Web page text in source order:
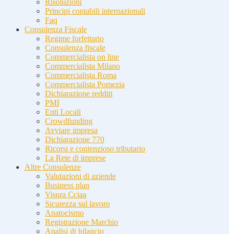
Risoluzioni
Principi contabili internazionali
Faq
Consulenza Fiscale
Regime forfettario
Consulenza fiscale
Commercialista on line
Commercialista Milano
Commercialista Roma
Commercialista Pomezia
Dichiarazione redditi
PMI
Enti Locali
Crowdfunding
Avviare impresa
Dichiarazione 770
Ricorsi e contenzioso tributario
La Rete di imprese
Altre Consulenze
Valutazioni di aziende
Business plan
Visura Cciaa
Sicurezza sul lavoro
Anatocismo
Registrazione Marchio
Analisi di bilancio